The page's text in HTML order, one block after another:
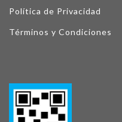
Política de Privacidad
Términos y Condiciones